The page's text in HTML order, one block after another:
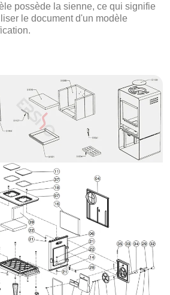
possède la sienne, ce qui signifie
le document d'un modèle